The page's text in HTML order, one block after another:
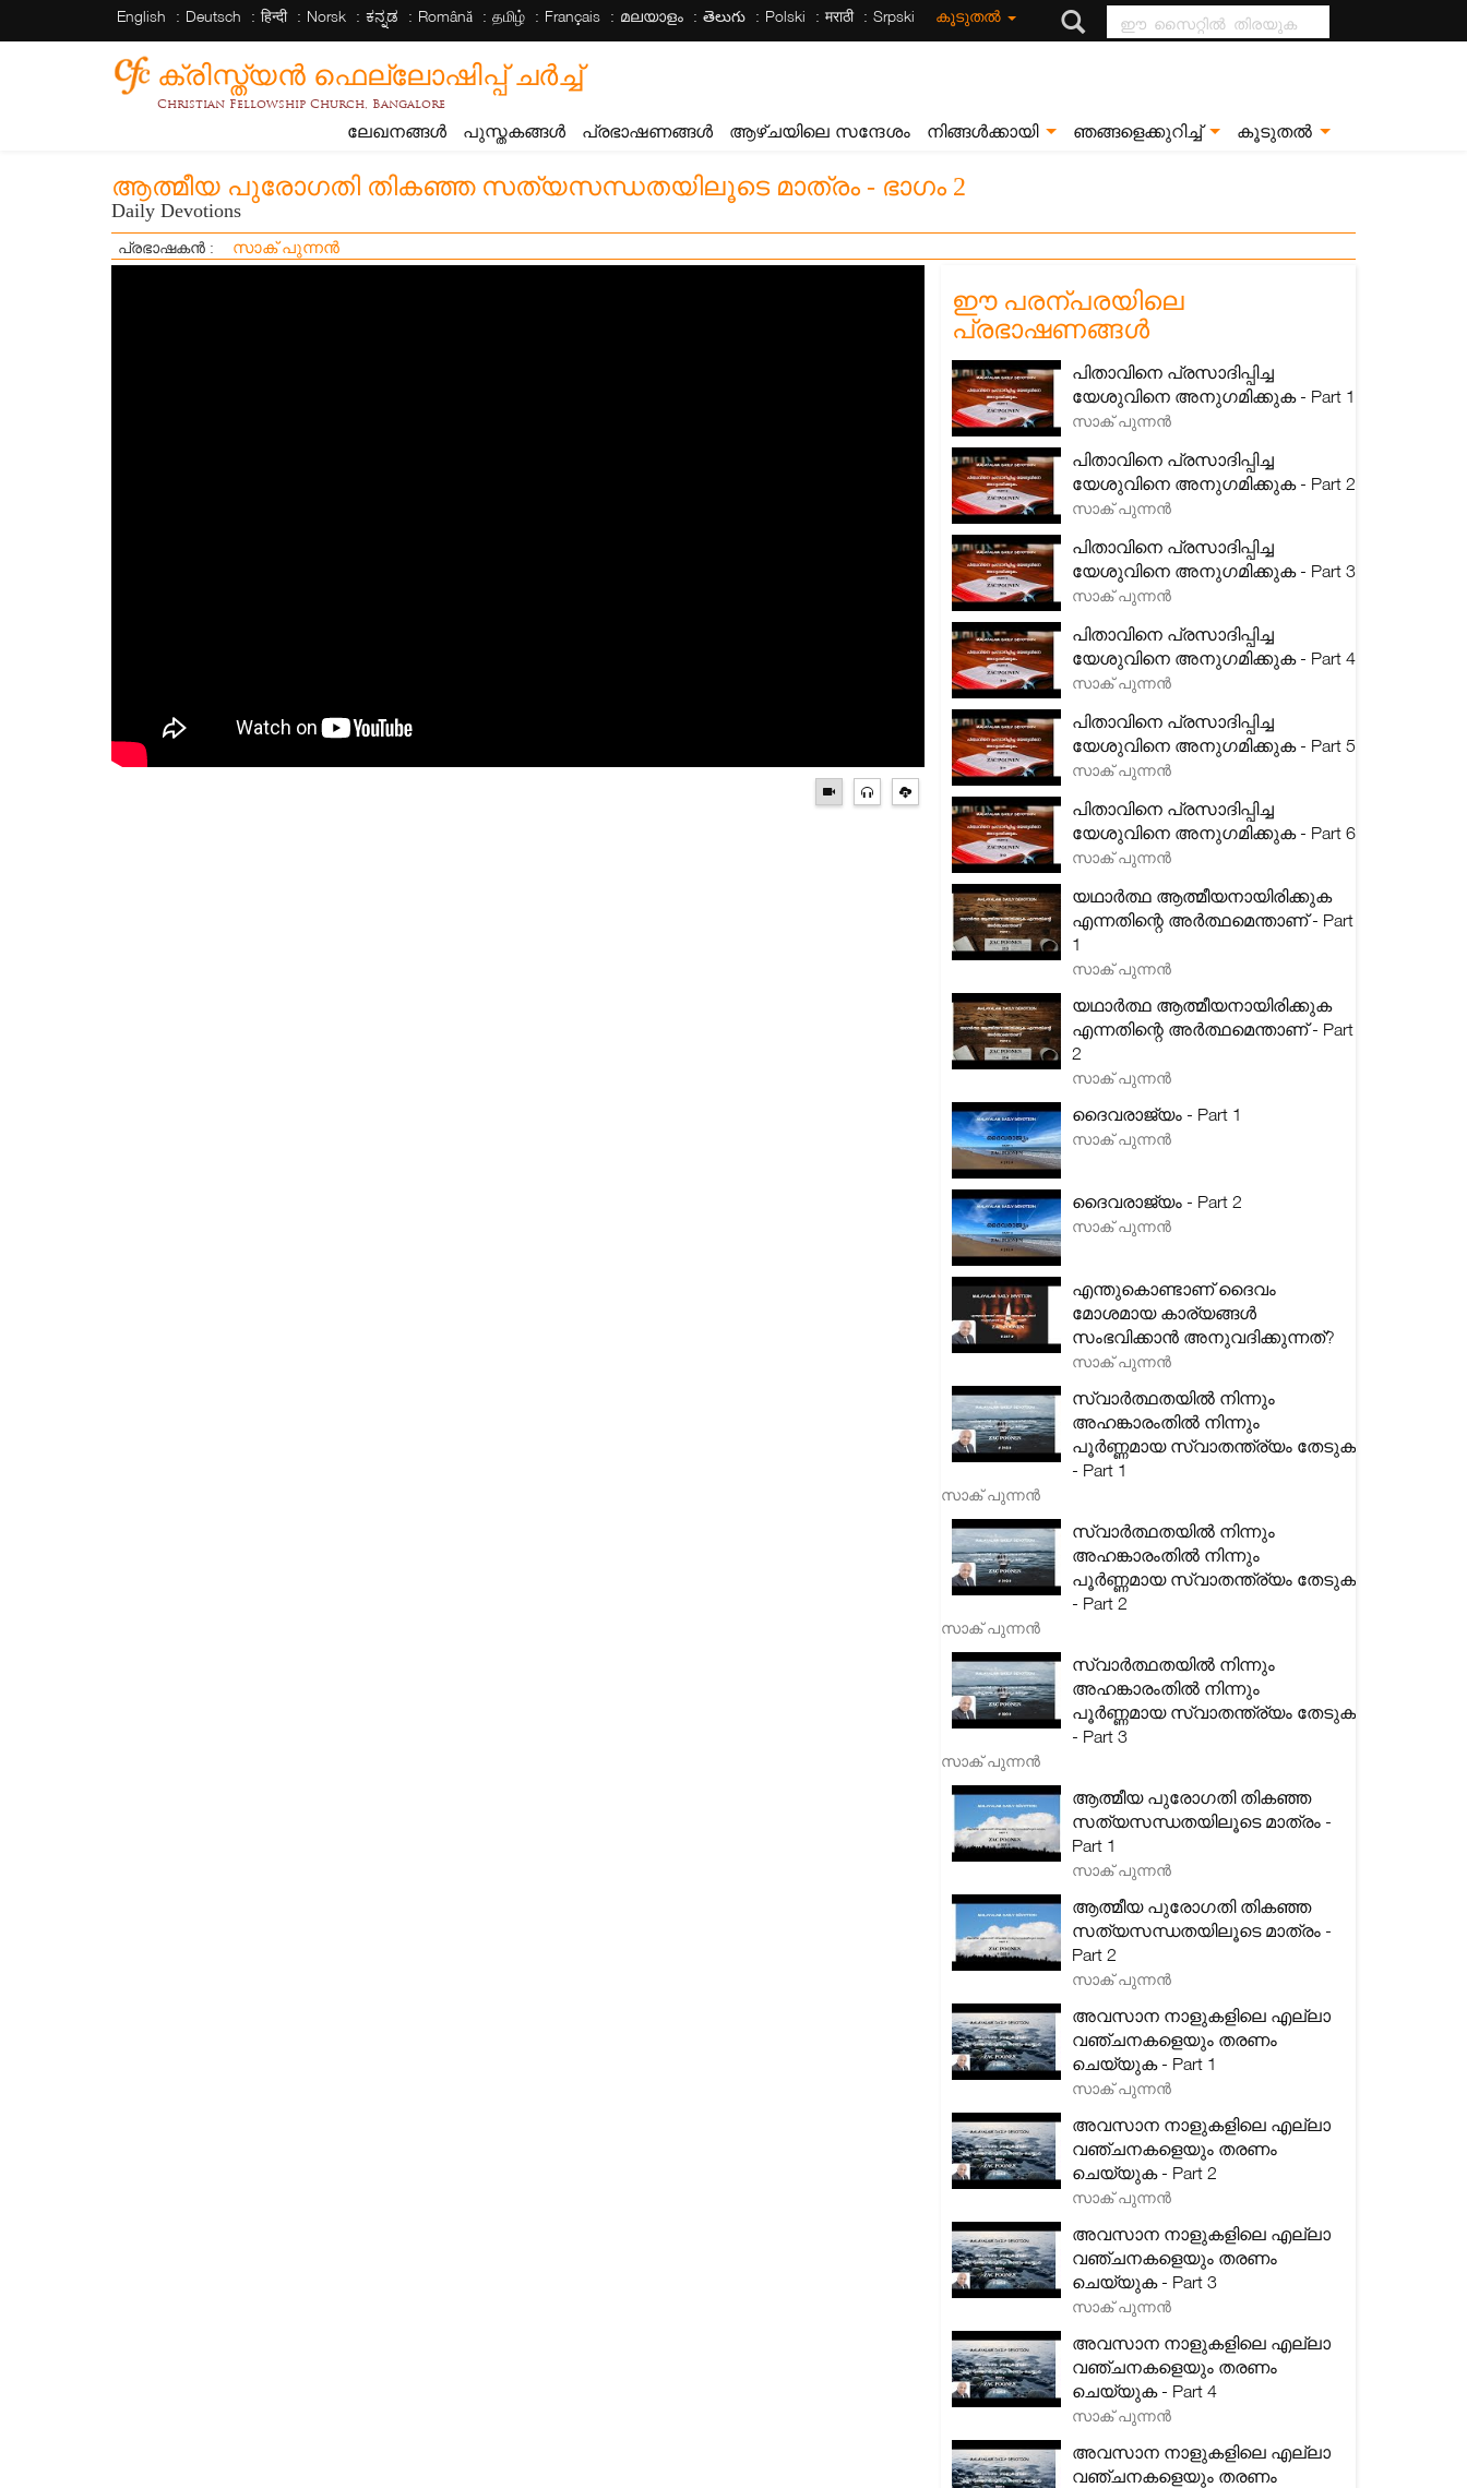
English Deutsch हिन्दी Norsk ಕನ್ನಡ Română தமிழ் Français മലയാളം తెలుగు Polski मराठी Srpski കൂടുതൽ
ഈ സൈറ്റിൽ
തിരയുക
ക്രിസ്ത്യന്‍ ഫെല്ലോഷിപ്പ് ചര്‍ച്ച്
Christian Fellowship Church, Bangalore
ലേഖനങ്ങൾ പുസ്തകങ്ങൾ പ്രഭാഷണങ്ങൾ ആഴ്ചയിലെ സന്ദേശം നിങ്ങൾക്കായി ഞങ്ങളെക്കുറിച്ച് കൂടുതൽ
ആത്മീയ പുരോഗതി തികഞ്ഞ സത്യസന്ധതയിലൂടെ മാത്രം - ഭാഗം 2
Daily Devotions
പ്രഭാഷകൻ : സാക് പുന്നൻ
ഈ പരന്പരയിലെ
പ്രഭാഷണങ്ങൾ
പിതാവിനെ പ്രസാദിപ്പിച്ച
യേശുവിനെ അനുഗമിക്കുക - Part 1
സാക് പുന്നൻ
പിതാവിനെ പ്രസാദിപ്പിച്ച
യേശുവിനെ അനുഗമിക്കുക - Part 2
സാക് പുന്നൻ
പിതാവിനെ പ്രസാദിപ്പിച്ച
യേശുവിനെ അനുഗമിക്കുക - Part 3
സാക് പുന്നൻ
പിതാവിനെ പ്രസാദിപ്പിച്ച
യേശുവിനെ അനുഗമിക്കുക - Part 4
സാക് പുന്നൻ
പിതാവിനെ പ്രസാദിപ്പിച്ച
യേശുവിനെ അനുഗമിക്കുക - Part 5
സാക് പുന്നൻ
പിതാവിനെ പ്രസാദിപ്പിച്ച
യേശുവിനെ അനുഗമിക്കുക - Part 6
സാക് പുന്നൻ
യഥാർത്ഥ ആത്മീയനായിരിക്കുക
എന്നതിന്റെ അർത്ഥമെന്താണ് - Part
1
സാക് പുന്നൻ
യഥാർത്ഥ ആത്മീയനായിരിക്കുക
എന്നതിന്റെ അർത്ഥമെന്താണ് - Part
2
സാക് പുന്നൻ
ദൈവരാജ്യം - Part 1
സാക് പുന്നൻ
ദൈവരാജ്യം - Part 2
സാക് പുന്നൻ
എന്തുകൊണ്ടാണ് ദൈവം
മോശമായ കാര്യങ്ങൾ
സംഭവിക്കാൻ അനുവദിക്കുന്നത്?
സാക് പുന്നൻ
സ്വാർത്ഥതയിൽ നിന്നും
അഹങ്കാരംതിൽ നിന്നും
പൂർണ്ണമായ സ്വാതന്ത്ര്യം തേടുക
- Part 1
സാക് പുന്നൻ
സ്വാർത്ഥതയിൽ നിന്നും
അഹങ്കാരംതിൽ നിന്നും
പൂർണ്ണമായ സ്വാതന്ത്ര്യം തേടുക
- Part 2
സാക് പുന്നൻ
സ്വാർത്ഥതയിൽ നിന്നും
അഹങ്കാരംതിൽ നിന്നും
പൂർണ്ണമായ സ്വാതന്ത്ര്യം തേടുക
- Part 3
സാക് പുന്നൻ
ആത്മീയ പുരോഗതി തികഞ്ഞ
സത്യസന്ധതയിലൂടെ മാത്രം -
Part 1
സാക് പുന്നൻ
ആത്മീയ പുരോഗതി തികഞ്ഞ
സത്യസന്ധതയിലൂടെ മാത്രം -
Part 2
സാക് പുന്നൻ
അവസാന നാളുകളിലെ എല്ലാ
വഞ്ചനകളെയും തരണം
ചെയ്യുക - Part 1
സാക് പുന്നൻ
അവസാന നാളുകളിലെ എല്ലാ
വഞ്ചനകളെയും തരണം
ചെയ്യുക - Part 2
സാക് പുന്നൻ
അവസാന നാളുകളിലെ എല്ലാ
വഞ്ചനകളെയും തരണം
ചെയ്യുക - Part 3
സാക് പുന്നൻ
അവസാന നാളുകളിലെ എല്ലാ
വഞ്ചനകളെയും തരണം
ചെയ്യുക - Part 4
സാക് പുന്നൻ
അവസാന നാളുകളിലെ എല്ലാ
വഞ്ചനകളെയും തരണം